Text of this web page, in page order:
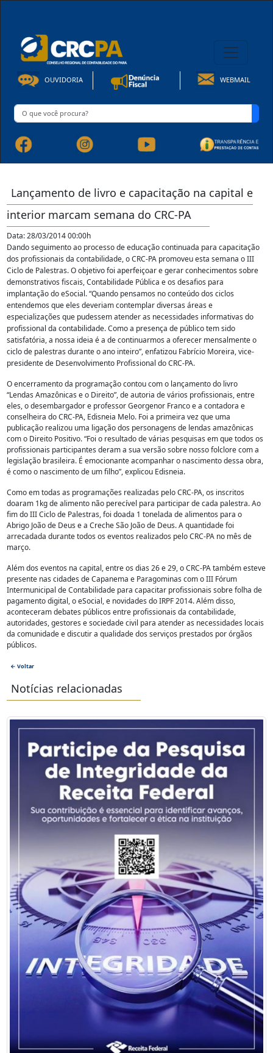
OUVIDORIA WEBMAIL
Lançamento de livro e capacitação na capital e
interior marcam semana do CRC-PA
Data: 28/03/2014 00:00h
Dando seguimento ao processo de educação continuada para capacitação
dos profissionais da contabilidade, o CRC-PA promoveu esta semana o III
Ciclo de Palestras. O objetivo foi aperfeiçoar e gerar conhecimentos sobre
demonstrativos fiscais, Contabilidade Pública e os desafios para
implantação do eSocial. “Quando pensamos no conteúdo dos ciclos
entendemos que eles deveriam contemplar diversas áreas e
especializações que pudessem atender as necessidades informativas do
profissional da contabilidade. Como a presença de público tem sido
satisfatória, a nossa ideia é a de continuarmos a oferecer mensalmente o
ciclo de palestras durante o ano inteiro”, enfatizou Fabrício Moreira, vice-
presidente de Desenvolvimento Profissional do CRC-PA.
O encerramento da programação contou com o lançamento do livro
“Lendas Amazônicas e o Direito”, de autoria de vários profissionais, entre
eles, o desembargador e professor Georgenor Franco e a contadora e
conselheira do CRC-PA, Edisneia Melo. Foi a primeira vez que uma
publicação realizou uma ligação dos personagens de lendas amazônicas
com o Direito Positivo. “Foi o resultado de várias pesquisas em que todos os
profissionais participantes deram a sua versão sobre nosso folclore com a
legislação brasileira. É emocionante acompanhar o nascimento dessa obra,
é como o nascimento de um filho”, explicou Edisneia.
Como em todas as programações realizadas pelo CRC-PA, os inscritos
doaram 1kg de alimento não perecível para participar de cada palestra. Ao
fim do III Ciclo de Palestras, foi doada 1 tonelada de alimentos para o
Abrigo João de Deus e a Creche São João de Deus. A quantidade foi
arrecadada durante todos os eventos realizados pelo CRC-PA no mês de
março.
Além dos eventos na capital, entre os dias 26 e 29, o CRC-PA também esteve
presente nas cidades de Capanema e Paragominas com o III Fórum
Intermunicipal de Contabilidade para capacitar profissionais sobre folha de
pagamento digital, o eSocial, e novidades do IRPF 2014. Além disso,
aconteceram debates públicos entre profissionais da contabilidade,
autoridades, gestores e sociedade civil para atender as necessidades locais
da comunidade e discutir a qualidade dos serviços prestados por órgãos
públicos.
← Voltar
Notícias relacionadas